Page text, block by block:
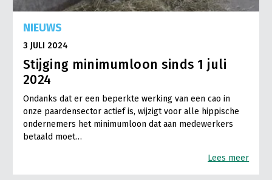
NIEUWS
3 JULI 2024
Stijging minimumloon sinds 1 juli
2024
Ondanks dat er een beperkte werking van een cao in
onze paardensector actief is, wijzigt voor alle hippische
ondernemers het minimumloon dat aan medewerkers
betaald moet…
Lees meer